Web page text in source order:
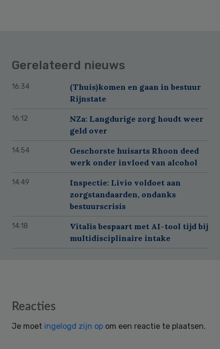
Gerelateerd nieuws
16:34
(Thuis)komen en gaan in bestuur
Rijnstate
16:12
NZa: Langdurige zorg houdt weer
geld over
14:54
Geschorste huisarts Rhoon deed
werk onder invloed van alcohol
14:49
Inspectie: Livio voldoet aan
zorgstandaarden, ondanks
bestuurscrisis
14:18
Vitalis bespaart met AI-tool tijd bij
multidisciplinaire intake
Reader
Reacties
Je moet ingelogd zijn op om een reactie te plaatsen.